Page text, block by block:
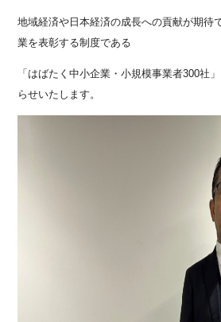
地域経済や日本経済の成長への貢献が期待
業を表彰する制度である
「はばたく中小企業・小規模事業者300社
らせいたします。